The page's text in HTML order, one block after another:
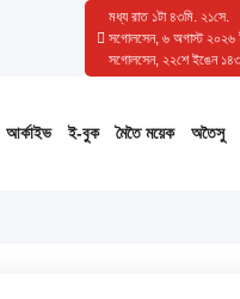
মধ্য রাত ১টা৪৩মি. ২২সে.
সগোলসেন, ৬ অগাস্ট ২০২৬
সগোলসেন, ২২শে ইঙেন
আর্কাইভ ই-বুক মৈতৈ ময়েক অতৈসু